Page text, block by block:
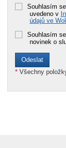
Souhlasím
uvedeno v
údajů ve
Souhlasím
novinek o
* Všechny